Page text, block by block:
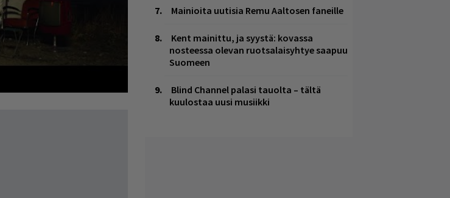
Mainioita uutisia Remu Aaltosen faneille
Kent mainittu, ja syystä: kovassa
nosteessa olevan ruotsalaisyhtye saapuu
Suomeen
Blind Channel palasi tauolta – tältä
kuulostaa uusi musiikki